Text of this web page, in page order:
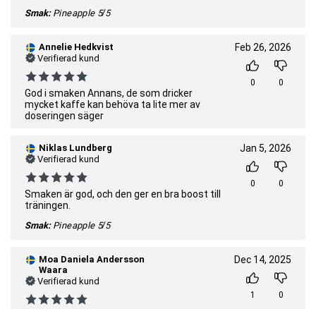
Smak: Pineapple 5/5
Annelie Hedkvist
Verifierad kund
God i smaken Annans, de som dricker
mycket kaffe kan behöva ta lite mer av
doseringen säger
Feb 26, 2026
0 0
Niklas Lundberg
Verifierad kund
Smaken är god, och den ger en bra boost till
träningen.
Smak: Pineapple 5/5
Jan 5, 2026
0 0
Moa Daniela Andersson
Waara
Verifierad kund
Dec 14, 2025
1 0